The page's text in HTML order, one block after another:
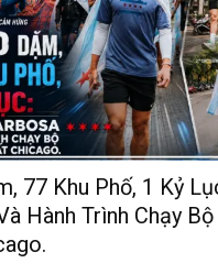
77 Khu Phố, 1 Kỷ
Hành Trình Chạy Bộ